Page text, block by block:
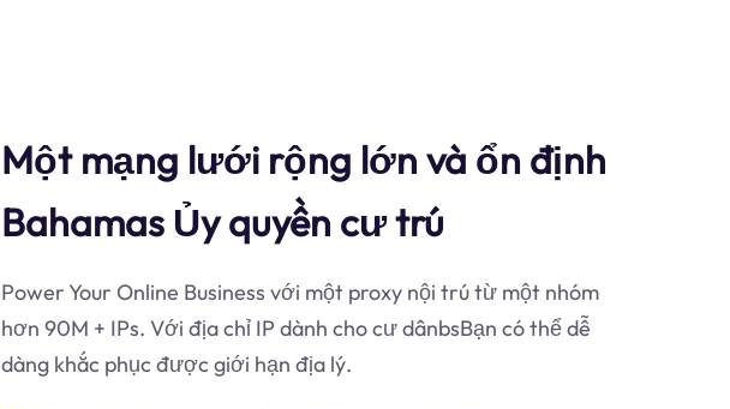
Một mạng lưới rộng lớn và ổn định
Bahamas Ủy quyền cư trú
Power Your Online Business với một proxy nội trú từ một nhóm
hơn 90M + IPs. Với địa chỉ IP dành cho cư dânbsBạn có thể dễ
dàng khắc phục được giới hạn địa lý.